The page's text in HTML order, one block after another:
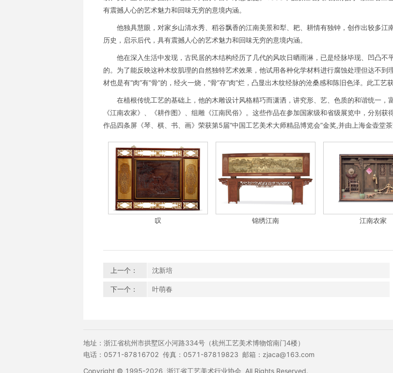
有震撼人心的艺术魅力和回味无穷的意境内涵。
他独具慧眼，对家乡山清水秀、稻谷飘香的江南美景和犁、耙、耕情有独钟，创作出较多江
历史，启示后代，具有震撼人心的艺术魅力和回味无穷的意境内涵。
他在深入生活中发现，古民居的木结构经历了几代的风吹日晒雨淋，已是经脉毕现、凹凸
的。为了能反映这种木纹肌理的自然独特艺术效果，他试用各种化学材料进行腐蚀处理但达不
材也是有“肉”有“骨”的，经火一烧，“骨”存“肉”烂，凸显出木纹经脉的沧桑感和陈旧色泽。此工艺
在植根传统工艺的基础上，他的木雕设计风格精巧而潇洒，讲究形、艺、色质的和谐统一，
《江南农家》、《耕作图》、组雕《江南民俗》。这些作品在参加国家级和省级展览中，分别
作品四条屏《琴、棋、书、画》荣获第5届“中国工艺美术大师精品博览会”金奖,并由上海金壶堂茶
锦绣江南 江南农家
上一个： 沈新培
下一个： 叶萌春
地址：浙江省杭州市拱墅区小河路334号（杭州工艺美术博物馆南门4楼）
电话：0571-87816702 传真：0571-87819823 邮箱：zjaca@163.com
Copyright © 1995-2026 浙江省工艺美术行业协会 All Rights Reserved.